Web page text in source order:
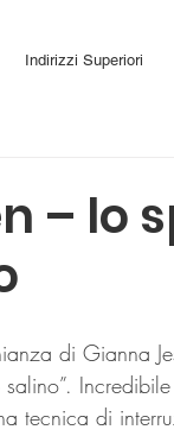
Indirizzi Superiori
– lo
tecnica di